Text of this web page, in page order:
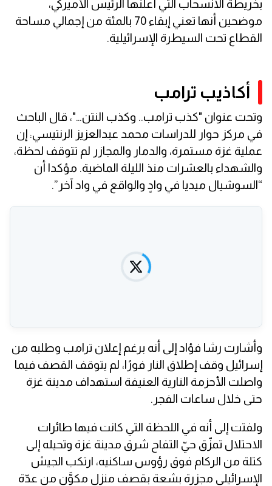
بخريطة الانسحاب التي أعلنها الرئيس الأميركي،
موضحين أنها تعني إبقاء 70 بالمئة من إجمالي مساحة
القطاع تحت السيطرة الإسرائيلية.
أكاذيب ترامب
وتحت عنوان "كذب ترامب.. وكذب النتن…"، قال الباحث
في مركز حوار للدراسات محمد عبدالعزيز الرنتيسي: إن
عملية غزة مستمرة، والدمار والمجازر لم تتوقف لحظة،
والشهداء بالعشرات منذ الليلة الماضية. مؤكدا أن
“السوشيال ميديا في وادٍ والواقع في واد آخر”.
وأشارت رشا فؤاد إلى أنه برغم إعلان ترامب وطلبه من
إسرائيل وقف إطلاق النار فورًا، لم يتوقف القصف فيما
واصلت الأحزمة النارية العنيفة استهداف مدينة غزة
حتى خلال ساعات الفجر.
ولفتت إلى أنه في اللحظة التي كانت فيها طائرات
الاحتلال تمزّق حيّ التفاح شرق مدينة غزة وتحيله إلى
كتلة من الركام فوق رؤوس ساكنيه، ارتكب الجيش
الإسرائيلي مجزرة بشعة بقصف منزل مكوَّن من عدّة